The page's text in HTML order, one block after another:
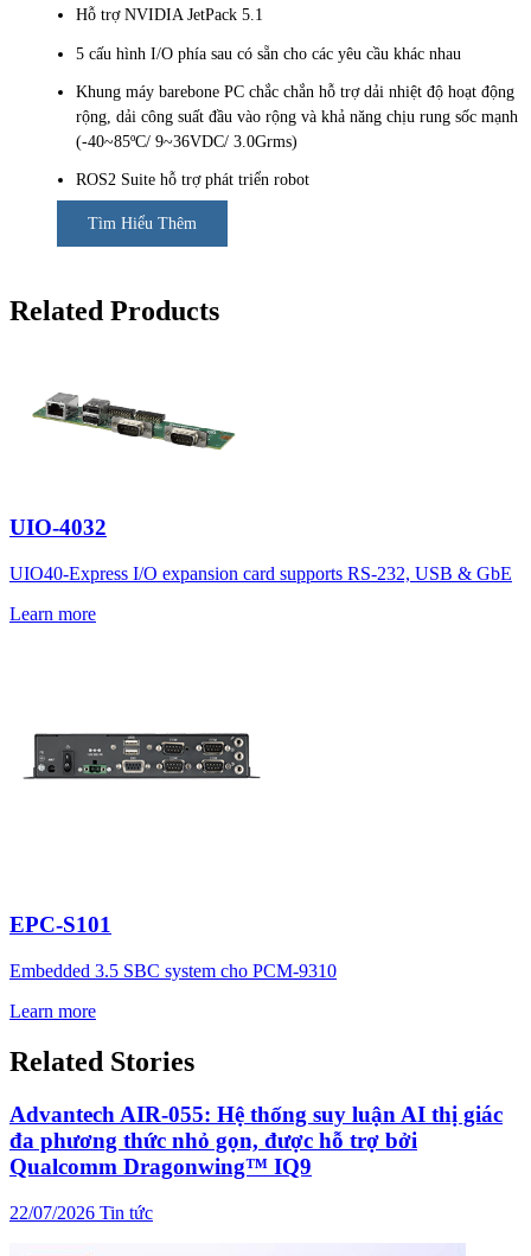
Hỗ trợ NVIDIA JetPack 5.1
5 cấu hình I/O phía sau có sẵn cho các yêu cầu khác nhau
Khung máy barebone PC chắc chắn hỗ trợ dải nhiệt độ hoạt động
rộng, dải công suất đầu vào rộng và khả năng chịu rung sốc mạnh
(-40~85ºC/ 9~36VDC/ 3.0Grms)
ROS2 Suite hỗ trợ phát triển robot
Tìm Hiểu Thêm
Related Products
UIO-4032
UIO40-Express I/O expansion card supports RS-232, USB & GbE
Learn more
EPC-S101
Embedded 3.5 SBC system cho PCM-9310
Learn more
Related Stories
Advantech AIR-055: Hệ thống suy luận AI thị giác
đa phương thức nhỏ gọn, được hỗ trợ bởi
Qualcomm Dragonwing™ IQ9
22/07/2026 Tin tức